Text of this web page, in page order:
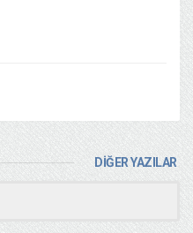
DİĞER YAZILAR